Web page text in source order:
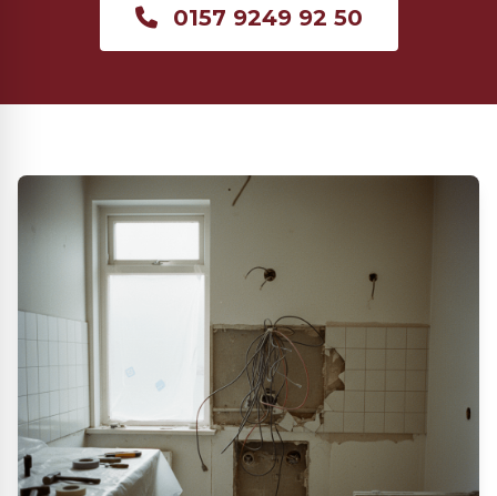
0157 9249 92 50